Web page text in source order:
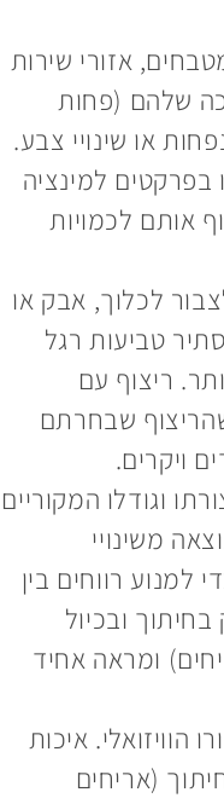
אזורי שירות
שלהם (פחות
או שינויי צבע.
למינציה
אותם לכמויות
לכלוך, אבק או
טביעות רגל
ריצוף עם
שבחרתם
ויקרים.
וגודלו המקוריים
משינויי
רווחים בין
ובכיול
ומראה אחיד
הוויזואלי. איכות
(אריחים